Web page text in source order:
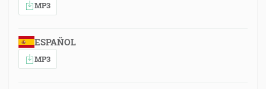
MP3
ESPAÑOL
MP3